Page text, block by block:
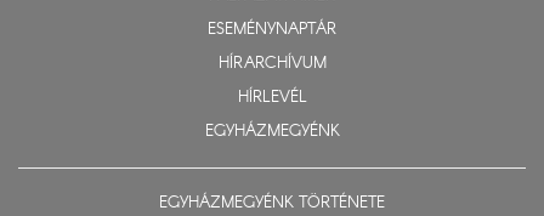
ESEMÉNYNAPTÁR
HÍRARCHÍVUM
HÍRLEVÉL
EGYHÁZMEGYÉNK
EGYHÁZMEGYÉNK TÖRTÉNETE